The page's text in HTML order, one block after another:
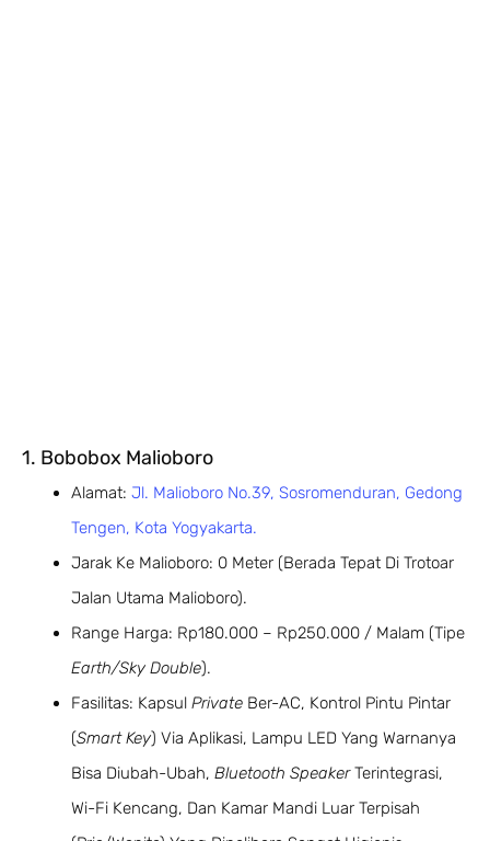
1. Bobobox Malioboro
Alamat: Jl. Malioboro No.39, Sosromenduran, Gedong
Tengen, Kota Yogyakarta.
Jarak Ke Malioboro: 0 Meter (Berada Tepat Di Trotoar
Jalan Utama Malioboro).
Range Harga: Rp180.000 – Rp250.000 / Malam (Tipe
Earth/Sky Double).
Fasilitas: Kapsul Private Ber-AC, Kontrol Pintu Pintar
(Smart Key) Via Aplikasi, Lampu LED Yang Warnanya
Bisa Diubah-Ubah, Bluetooth SpeakerTerintegrasi,
Wi-Fi Kencang, Dan Kamar Mandi Luar Terpisah